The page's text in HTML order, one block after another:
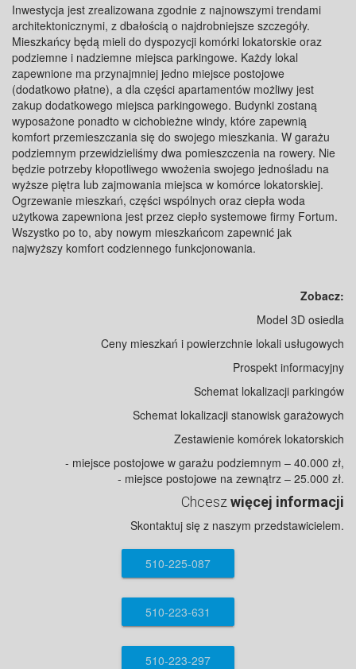
Inwestycja jest zrealizowana zgodnie z najnowszymi trendami
architektonicznymi, z dbałością o najdrobniejsze szczegóły.
Mieszkańcy będą mieli do dyspozycji komórki lokatorskie oraz
podziemne i nadziemne miejsca parkingowe. Każdy lokal
zapewnione ma przynajmniej jedno miejsce postojowe
(dodatkowo płatne), a dla części apartamentów możliwy jest
zakup dodatkowego miejsca parkingowego. Budynki zostaną
wyposażone ponadto w cichobieżne windy, które zapewnią
komfort przemieszczania się do swojego mieszkania. W garażu
podziemnym przewidzieliśmy dwa pomieszczenia na rowery. Nie
będzie potrzeby kłopotliwego wwożenia swojego jednośladu na
wyższe piętra lub zajmowania miejsca w komórce lokatorskiej.
Ogrzewanie mieszkań, części wspólnych oraz ciepła woda
użytkowa zapewniona jest przez ciepło systemowe firmy Fortum.
Wszystko po to, aby nowym mieszkańcom zapewnić jak
najwyższy komfort codziennego funkcjonowania.
Zobacz:
Model 3D osiedla
Ceny mieszkań i powierzchnie lokali usługowych
Prospekt informacyjny
Schemat lokalizacji parkingów
Schemat lokalizacji stanowisk garażowych
Zestawienie komórek lokatorskich
- miejsce postojowe w garażu podziemnym – 40.000 zł,
- miejsce postojowe na zewnątrz – 25.000 zł.
Chcesz więcej informacji
Skontaktuj się z naszym przedstawicielem.
510-225-087
510-223-631
510-223-297